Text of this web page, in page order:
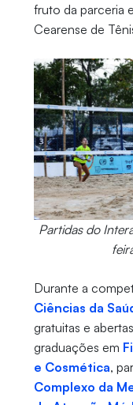
fruto da parceria
Cearense de
Partidas do
Durante a
Ciências da
gratuitas e
graduações em
e Cosmética,
Complexo da